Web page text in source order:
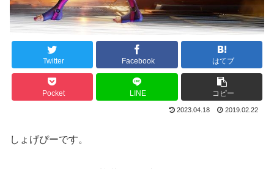
Twitter Facebook はてブ
Pocket LINE コピー
2023.04.18 2019.02.22
しょげぴーです。